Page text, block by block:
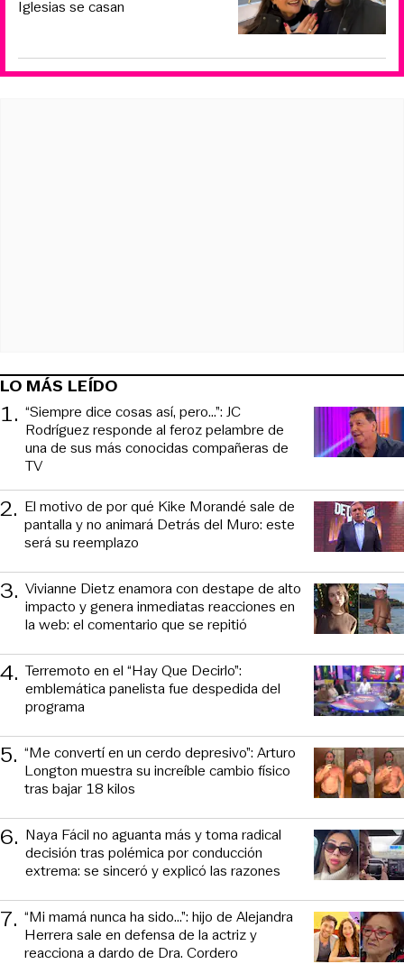
Iglesias se casan
LO MÁS LEÍDO
1. “Siempre dice cosas así, pero...”: JC
Rodríguez responde al feroz pelambre de
una de sus más conocidas compañeras de
TV
2. El motivo de por qué Kike Morandé sale de
pantalla y no animará Detrás del Muro: este
será su reemplazo
3. Vivianne Dietz enamora con destape de alto
impacto y genera inmediatas reacciones en
la web: el comentario que se repitió
4. Terremoto en el “Hay Que Decirlo”:
emblemática panelista fue despedida del
programa
5. “Me convertí en un cerdo depresivo”: Arturo
Longton muestra su increíble cambio físico
tras bajar 18 kilos
6. Naya Fácil no aguanta más y toma radical
decisión tras polémica por conducción
extrema: se sinceró y explicó las razones
7. “Mi mamá nunca ha sido...”: hijo de Alejandra
Herrera sale en defensa de la actriz y
reacciona a dardo de Dra. Cordero